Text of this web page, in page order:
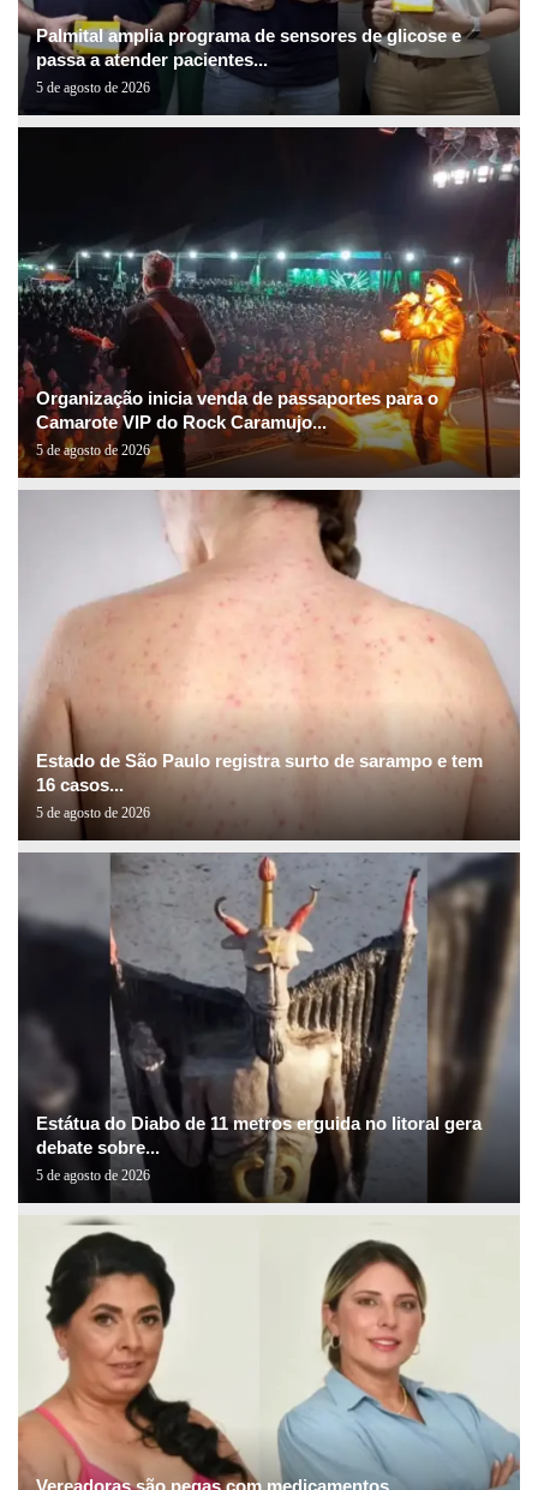
Palmital amplia programa de sensores de glicose e
passa a atender pacientes...
5 de agosto de 2026
Organização inicia venda de passaportes para o
Camarote VIP do Rock Caramujo...
5 de agosto de 2026
Estado de São Paulo registra surto de sarampo e tem
16 casos...
5 de agosto de 2026
Estátua do Diabo de 11 metros erguida no litoral gera
debate sobre...
5 de agosto de 2026